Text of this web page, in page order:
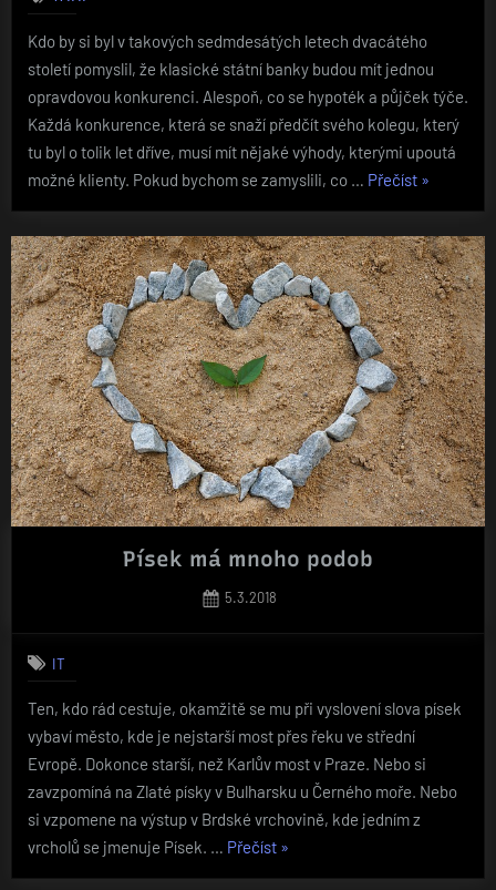
Kdo by si byl v takových sedmdesátých letech dvacátého
století pomyslil, že klasické státní banky budou mít jednou
opravdovou konkurenci. Alespoň, co se hypoték a půjček týče.
Každá konkurence, která se snaží předčít svého kolegu, který
tu byl o tolik let dříve, musí mít nějaké výhody, kterými upoutá
možné klienty. Pokud bychom se zamyslili, co … Přečíst
má
navrch“
»
Písek má mnoho podob
Posted
5.3.2018
IT
Ten, kdo rád cestuje, okamžitě se mu při vyslovení slova písek
vybaví město, kde je nejstarší most přes řeku ve střední
Evropě. Dokonce starší, než Karlův most v Praze. Nebo si
zavzpomíná na Zlaté písky v Bulharsku u Černého moře. Nebo
si vzpomene na výstup v Brdské vrchovině, kde jedním z
vrcholů se jmenuje Písek. … Přečíst„Písek
»